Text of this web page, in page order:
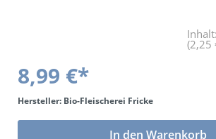
Inhalt:
(2,25
8,99 €*
Hersteller: Bio-Fleischerei Fricke
In den Warenkorb